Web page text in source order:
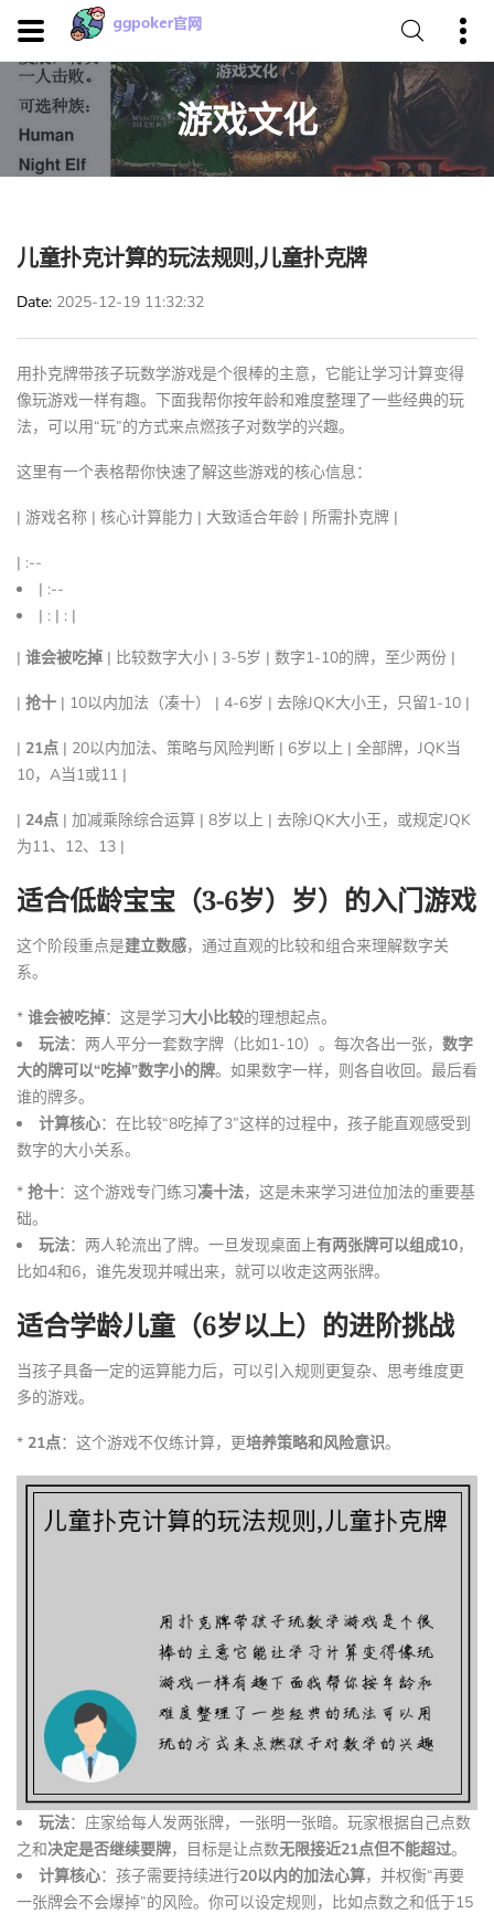
游戏文化
儿童扑克计算的玩法规则,儿童扑克牌
Date 2025-12-19 11:32:32
用扑克牌带孩子玩数学游戏是个很棒的主意，它能让学习计算变得
像玩游戏一样有趣。下面我帮你按年龄和难度整理了一些经典的玩
法，可以用“玩”的方式来点燃孩子对数学的兴趣。
这里有一个表格帮你快速了解这些游戏的核心信息：
| 游戏名称 | 核心计算能力 | 大致适合年龄 | 所需扑克牌 |
| :--
| :--
| : | : |
| 谁会被吃掉 | 比较数字大小 | 3-5岁 | 数字1-10的牌，至少两份 |
| 抢十 | 10以内加法（凑十） | 4-6岁 | 去除JQK大小王，只留1-10 |
| 21点 | 20以内加法、策略与风险判断 | 6岁以上 | 全部牌，JQK当
10，A当1或11 |
| 24点 | 加减乘除综合运算 | 8岁以上 | 去除JQK大小王，或规定JQK
为11、12、13 |
适合低龄宝宝（3-6岁）岁）的入门游戏
这个阶段重点是建立数感，通过直观的比较和组合来理解数字关
系。
* 谁会被吃掉：这是学习大小比较的理想起点。
玩法：两人平分一套数字牌（比如1-10）。每次各出一张， 数字
大的牌可以“吃掉”数字小的牌。如果数字一样，则各自收回。最后看
谁的牌多。
计算核心：在比较“8吃掉了3”这样的过程中，孩子能直观感受到
数字的大小关系。
* 抢十：这个游戏专门练习凑十法，这是未来学习进位加法的重要基
础。
玩法：两人轮流出了牌。一旦发现桌面上有两张牌可以组成10，
比如4和6，谁先发现并喊出来，就可以收走这两张牌。
适合学龄儿童（6岁以上）的进阶挑战
当孩子具备一定的运算能力后，可以引入规则更复杂、思考维度更
多的游戏。
* 21点：这个游戏不仅练计算，更培养策略和风险意识。
玩法：庄家给每人发两张牌，一张明一张暗。玩家根据自己点数
之和决定是否继续要牌，目标是让点数无限接近21点但不能超过。
计算核心：孩子需要持续进行20以内的加法心算，并权衡“再要
一张牌会不会爆掉”的风险。你可以设定规则，比如点数之和低于15